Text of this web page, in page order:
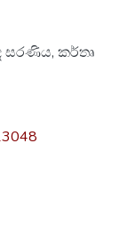
සරණිය, කර්තෘ